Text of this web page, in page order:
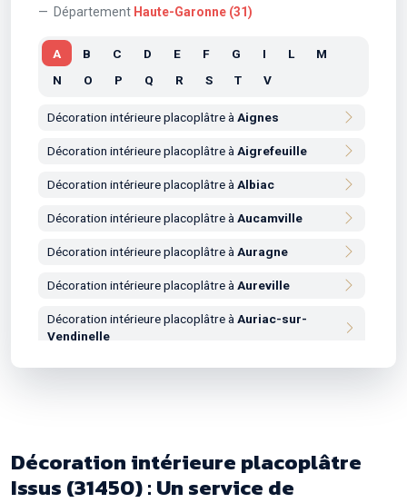
Département Haute-Garonne (31)
A B C D E F G I L
M
N
O P Q R S T V
Décoration intérieure placoplâtre à Aignes
Décoration intérieure placoplâtre à Aigrefeuille
Décoration intérieure placoplâtre à Albiac
Décoration intérieure placoplâtre à Aucamville
Décoration intérieure placoplâtre à Auragne
Décoration intérieure placoplâtre à Aureville
Décoration intérieure placoplâtre à Auriac-sur-
Vendinelle
Décoration intérieure placoplâtre àAuribail
Décoration intérieure placoplâtre à Auterive
Décoration intérieure placoplâtre
Issus (31450) : Un service de